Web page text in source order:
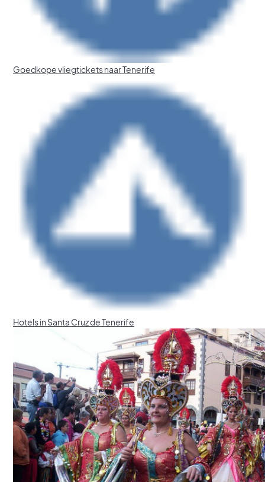
Goedkope vliegtickets naar Tenerife
Hotels in Santa Cruz de Tenerife